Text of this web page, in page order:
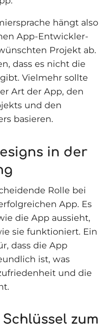
hängt also
App-Entwickler-
Projekt ab.
dass es nicht die
Vielmehr sollte
Art der App, den
und den
basieren.
in der
Rolle bei
App. Es
die App aussieht,
sie funktioniert. Ein
dass die App
ist, was
und die
zum